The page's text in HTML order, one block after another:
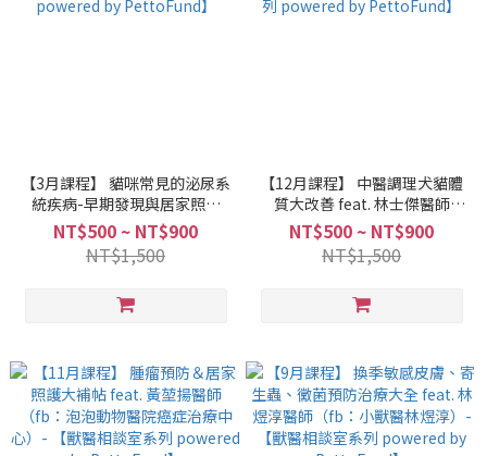
【3月課程】 貓咪常見的泌尿系
統疾病-早期發現與居家照護
feat. 王亭文獸醫師 - 【獸醫相
談室系列 powered by
PettoFund】
NT$500 ~ NT$900
NT$1,500
【12月課程】 中醫調理犬貓體
質大改善 feat. 林士傑醫師
（fb：加生動物醫院）- 【獸醫
相談室系列 powered by
PettoFund】
NT$500 ~ NT$900
NT$1,500